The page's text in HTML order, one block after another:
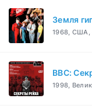
Земля
1968, США,
BBC:
1998,